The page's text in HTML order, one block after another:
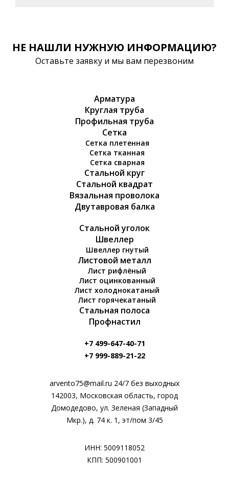
НЕ НАШЛИ НУЖНУЮ ИНФОРМАЦИЮ?
Оставьте заявку и мы вам перезвоним
Арматура
Круглая труба
Профильная труба
Сетка
Сетка плетенная
Сетка тканная
Сетка сварная
Стальной круг
Стальной квадрат
Вязальная проволока
Двутавровая балка
Стальной уголок
Швеллер
Швеллер гнутый
Листовой металл
Лист рифлёный
Лист оцинкованный
Лист холоднокатаный
Лист горячекатаный
Стальная полоса
Профнастил
+7 499-647-40-71
+7 999-889-21-22
arvento75@mail.ru 24/7 без выходных
142003, Московская область, город
Домодедово, ул. Зеленая (Западный
Мкр.), д. 74 к. 1, эт/пом 3/45
ИНН: 5009118052
КПП: 500901001